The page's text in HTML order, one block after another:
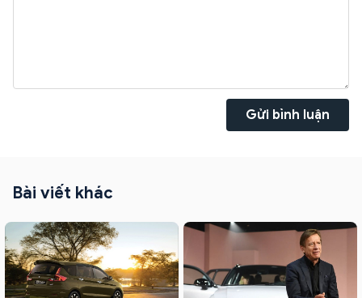
Gửi bình luận
Bài viết khác